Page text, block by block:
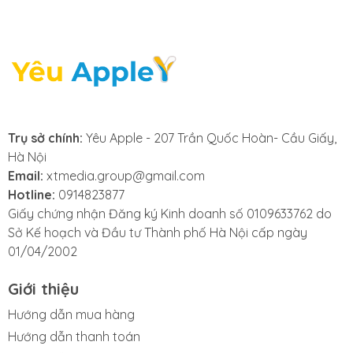
- Màn hình bị chia đôi, bị chớp nháy, nhảy giật: Tình
trạng màn hình bị chia đôi, chớp nháy liên tục hoặc
nhảy giật là dấu hiệu của sự cố nghiêm trọng về kết
cáp kết nối màn hình bị lỏng, đứt hoặc chip điều khiển
màn hình bị lỗi, khiến hình ảnh hiển thị bị tách làm hai
phần không đồng nhất.
2. Nguyên nhân khiến màn hình điện
thoại iPhone 15 Pro Max gặp vấn đề
Việc thay màn hình iPhone 15 Pro Max là điều không ai
mong muốn, nhưng đôi khi lại là giải pháp duy nhất để
Trụ sở chính: Yêu Apple - 207 Trần Quốc Hoàn- Cầu Giấy,
Hà Nội
Email: xtmedia.group@gmail.com
Hotline: 0914823877
Giấy chứng nhận Đăng ký Kinh doanh số 0109633762 do
Sở Kế hoạch và Đầu tư Thành phố Hà Nội cấp ngày
01/04/2002
Giới thiệu
Hướng dẫn mua hàng
Hướng dẫn thanh toán